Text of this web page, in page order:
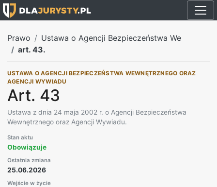
Prawo
Ustawa o Agencji Bezpieczeństwa We
art. 43.
USTAWA O AGENCJI BEZPIECZEŃSTWA WEWNĘTRZNEGO ORAZ
AGENCJI WYWIADU
Art. 43
Ustawa z dnia 24 maja 2002 r. o Agencji Bezpieczeństwa
Wewnętrznego oraz Agencji Wywiadu.
Stan aktu
Obowiązuje
Ostatnia zmiana
25.06.2026
Wejście w życie